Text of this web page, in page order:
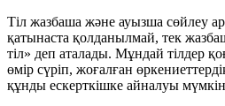
Тіл жазбаша және ауызша сөйлеу
қатынаста қолданылмай, тек
тіл» деп аталады. Мұндай тілдер
өмір сүріп, жоғалған
құнды ескерткішке айналуы